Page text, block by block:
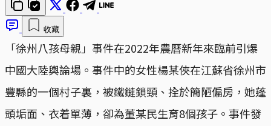
收藏
「徐州八孩母親」事件在2022年農曆新年來臨前引爆
中國大陸輿論場。事件中的女性楊某俠在江蘇省徐州市
豐縣的一個村子裏，被鐵鏈鎖頸、拴於簡陋偏房，她蓬
頭垢面、衣着單薄，卻為董某民生育8個孩子。事件發